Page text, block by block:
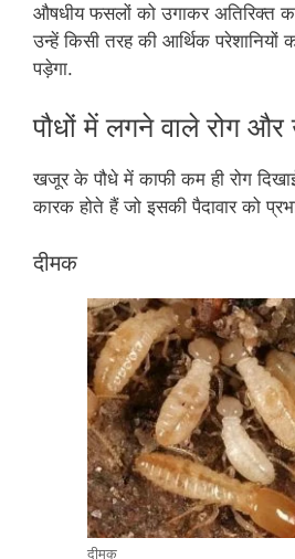
औषधीय फसलों को उगाकर अतिरिक्त
उन्हें किसी तरह की आर्थिक परेशानियों
पड़ेगा.
पौधों में लगने वाले रोग
खजूर के पौधे में काफी कम ही रोग
कारक होते हैं जो इसकी पैदावार को
दीमक
दीमक